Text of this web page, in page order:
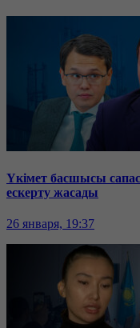
Үкімет басшысы
ескерту жасады
26 января, 19:37